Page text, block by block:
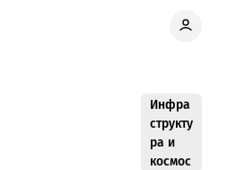
Инфра
структу
ра и
космос